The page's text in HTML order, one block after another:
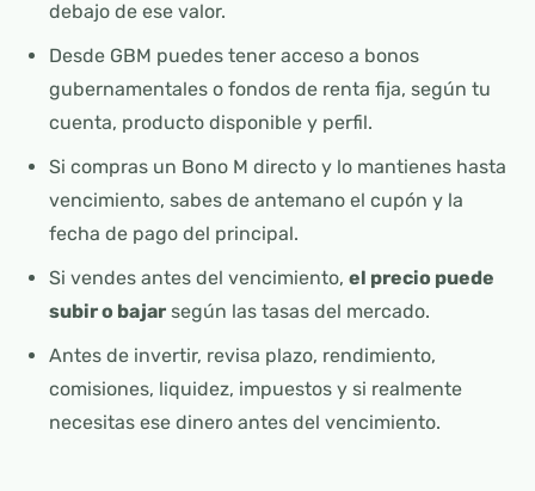
debajo de ese valor.
Desde GBM puedes tener acceso a bonos
gubernamentales o fondos de renta fija, según tu
cuenta, producto disponible y perfil.
Si compras un Bono M directo y lo mantienes hasta
vencimiento, sabes de antemano el cupón y la
fecha de pago del principal.
Si vendes antes del vencimiento, el precio puede
subir o bajarsegún las tasas del mercado.
Antes de invertir, revisa plazo, rendimiento,
comisiones, liquidez, impuestos y si realmente
necesitas ese dinero antes del vencimiento.